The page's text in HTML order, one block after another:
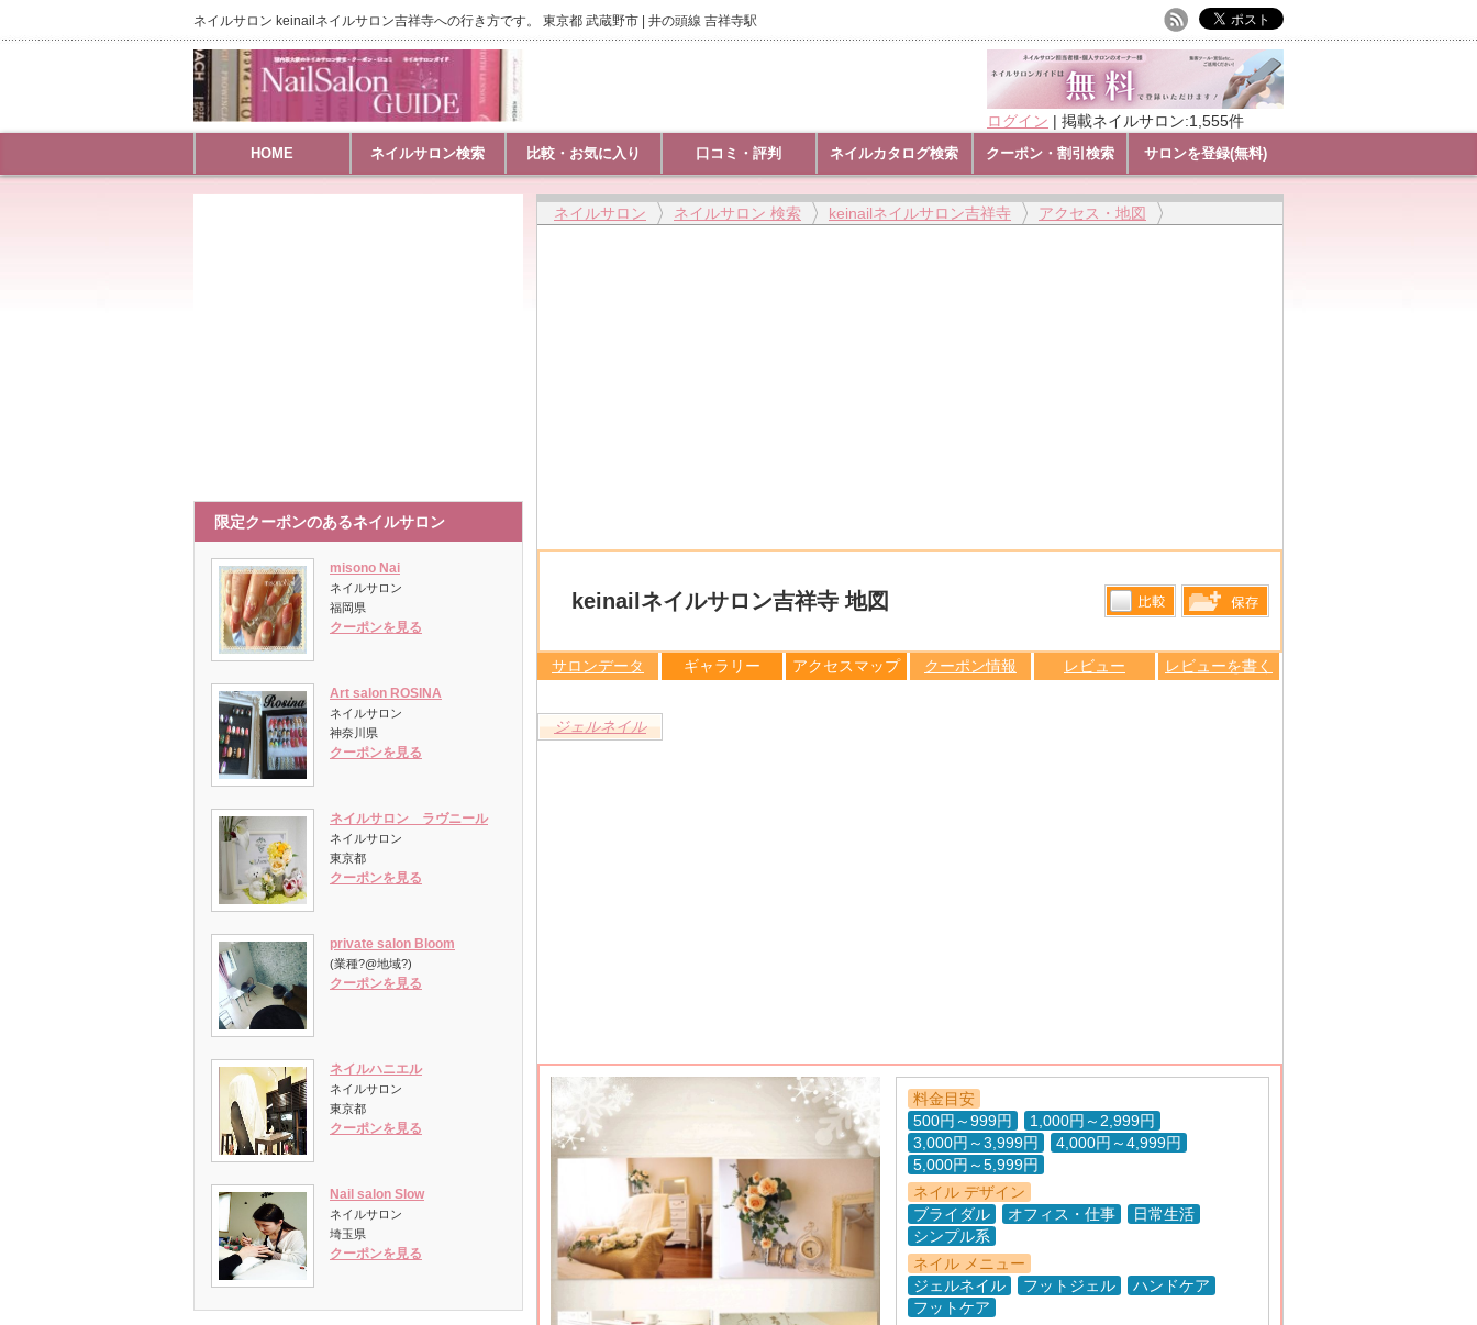
ネイルサロン keinailネイルサロン吉祥寺への行き方です。 東京都 武蔵野市 | 井の頭線 吉祥寺駅
HOME ネイルサロン検索 比較・お気に入り 口コミ・評判 ネイルカタログ検索 クーポン・割引検索 サロンを登録(無料)
ログイン | 掲載ネイルサロン:1,555件
ネイルサロン ネイルサロン 検索 keinailネイルサロン吉祥寺 アクセス・地図
keinailネイルサロン吉祥寺 地図
る
トへ登録
サロンデータ ギャラリー アクセスマップ クーポン情報 レビュー レビューを書く
ジェルネイル
料金目安
500円～999円
1,000円～2,999円
3,000円～3,999円
4,000円～4,999円
5,000円～5,999円
ネイル デザイン
ブライダル
オフィス・仕事
日常生活
シンプル系
ネイル メニュー
ジェルネイル
フットジェル
ハンドケア
フットケア
限定クーポンのあるネイルサロン
misono Nai
ネイルサロン
福岡県
クーポンを見る
Art salon ROSINA
ネイルサロン
神奈川県
クーポンを見る
ネイルサロン ラヴニール
ネイルサロン
東京都
クーポンを見る
private salon Bloom
(業種?@地域?)
クーポンを見る
ネイルハニエル
ネイルサロン
東京都
クーポンを見る
Nail salon Slow
ネイルサロン
埼玉県
クーポンを見る